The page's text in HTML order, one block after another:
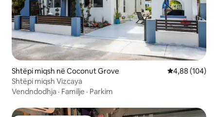
Shtëpi miqsh në Coconut Grove Vlerësimi
4,88 (104)
Shtëpi miqsh Vizcaya
Vendndodhja · Familje · Parkim